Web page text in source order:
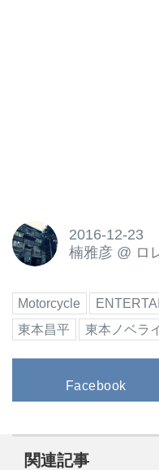
2016-12-23
楠雅彦 @ ロ
Motorcycle
東本昌平
東本ノベラ
Facebook
関連記事